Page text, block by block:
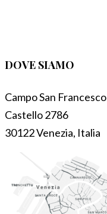
DOVE SIAMO
Campo San Francesco
Castello 2786
30122 Venezia, Italia